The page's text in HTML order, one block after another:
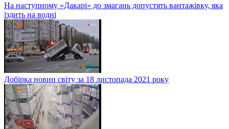
На наступному «Дакарі» до змагань допустять вантажівку, яка
їздить на водні
Добірка новин світу за 18 листопада 2021 року